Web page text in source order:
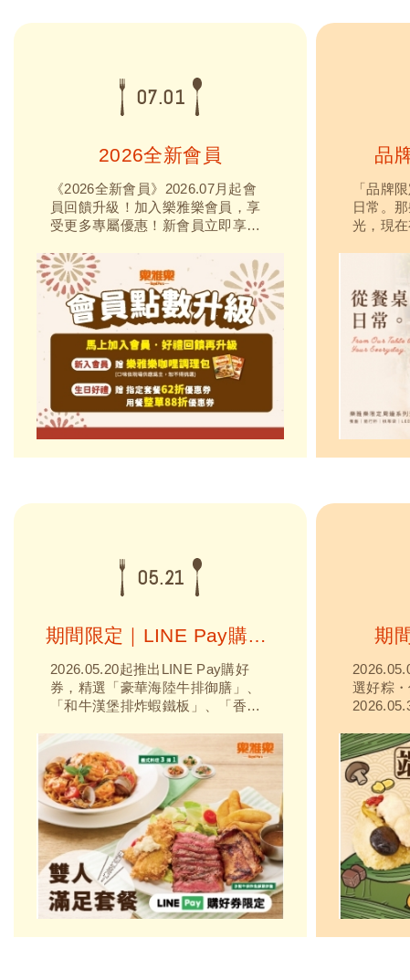
07.01
2026全新會員
《2026全新會員》2026.07月起會
員回饋升級！加入樂雅樂會員，享
受更多專屬優惠！新會員立即享入
餐消費還能累積點數，兌換人氣餐
點、抵用券等多項好禮，讓每一次
用餐都更超值！
品
「品牌
日常。
光，現
熟悉的
受早餐
杯、陪
落的
平凡日
把喜歡
05.21
期間限定｜LINE Pay購好券
2026.05.20起推出LINE Pay購好
券，精選「豪華海陸牛排御膳」、
「和牛漢堡排炸蝦鐵板」、「香草
餐」等多款餐點，最高可享79折優
惠！
期
選好粽
典肉粽
粽及頂
飽滿、
的美味
粽，還
上...